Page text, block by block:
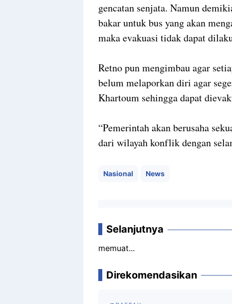
gencatan senjata. Namun
bakar untuk bus yang akan
maka evakuasi tidak dapat
Retno pun mengimbau agar
belum melaporkan diri agar
Khartoum sehingga dapat
“Pemerintah akan berusaha
dari wilayah konflik dengan
Nasional News
Selanjutnya
memuat...
Direkomendasikan